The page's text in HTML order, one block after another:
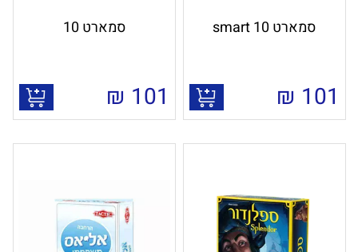
סמארט 10 smart
101
₪
סמארט 10
101
₪